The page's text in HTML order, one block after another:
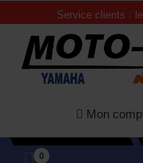
Service clients :
Mon
0